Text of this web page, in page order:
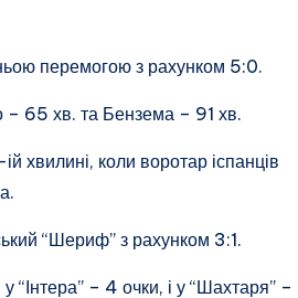
перемогою з рахунком 5:0.
– 65 хв. та Бензема – 91 хв.
хвилині, коли воротар іспанців
“Шериф” з рахунком 3:1.
“Інтера” – 4 очки, і у “Шахтаря” –